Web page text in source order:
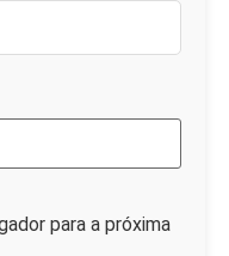
para a próxima